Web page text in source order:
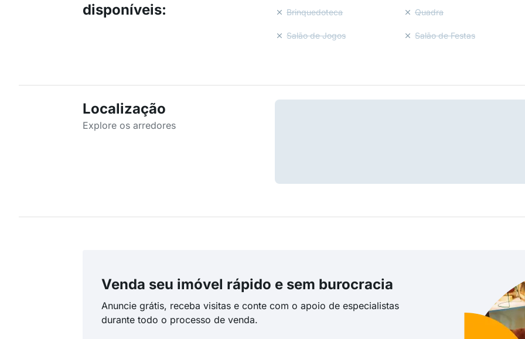
disponíveis: Brinquedoteca Quadra
Salão de Jogos Salão de Festas
Localização
Explore os arredores
Venda seu imóvel rápido e sem burocracia
Anuncie grátis, receba visitas e conte com o apoio de especialistas
durante todo o processo de venda.